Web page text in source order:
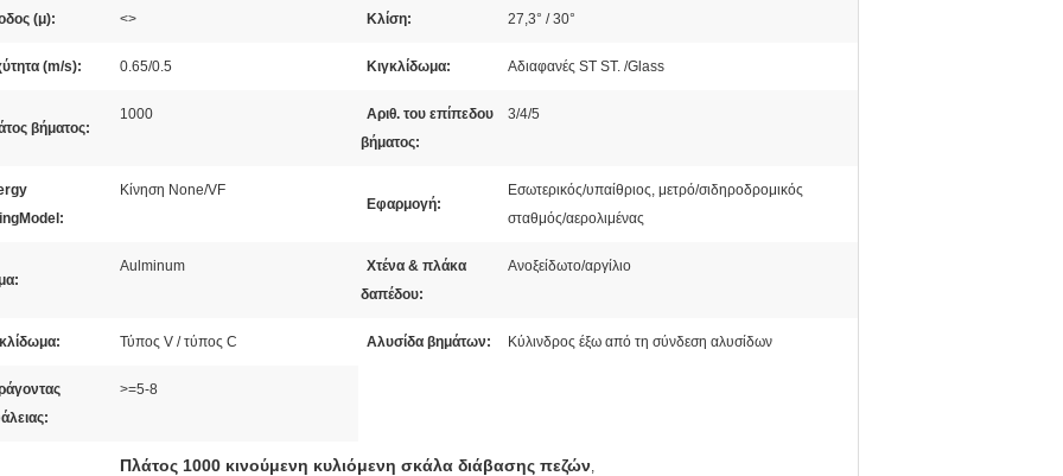
(μ): <> Κλίση: 27,3° / 30°
(m/s): 0.65/0.5 Κιγκλίδωμα: Αδιαφανές ST ST. /Glass
βήματος:
1000
Αριθ. του επίπεδου
βήματος:
3/4/5
Κίνηση None/VF
Εφαρμογή:
Εσωτερικός/υπαίθριος, μετρό/σιδηροδρομικός
σταθμός/αερολιμένας
Aulminum
Χτένα & πλάκα
δαπέδου:
Ανοξείδωτο/αργίλιο
Τύπος V / τύπος C Αλυσίδα βημάτων: Κύλινδρος έξω από τη σύνδεση αλυσίδων
>=5-8
Πλάτος 1000 κινούμενη κυλιόμενη σκάλα διάβασης πεζών,